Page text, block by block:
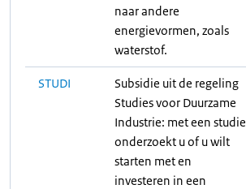
naar andere
energievormen, zoals
waterstof.
STUDI
Subsidie uit de regeling
Studies voor Duurzame
Industrie: met een studie
onderzoekt u of u wilt
starten met en
investeren in een